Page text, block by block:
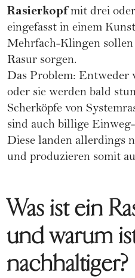
Rasierkopfmit drei
eingefasst in einem
Mehrfach-Klingen
Rasur sorgen.
Das Problem: Entweder
oder sie werden bald
Scherköpfe von
sind auch billige
Diese landen allerdings
und produzieren somit
Was ist ein
und warum
nachhaltiger?